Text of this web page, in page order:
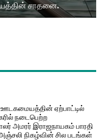
சாதனை.
ஊடகமையத்தின் ஏற்பாட்டில்
நடைபெற்ற
அமரர் இராஜநாயகம் பாரதி
நிகழ்வின் சில படங்கள்